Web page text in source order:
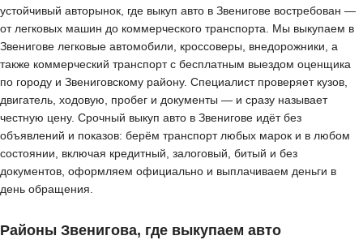
устойчивый авторынок, где выкуп авто в Звенигове востребован —
от легковых машин до коммерческого транспорта. Мы выкупаем в
Звенигове легковые автомобили, кроссоверы, внедорожники, а
также коммерческий транспорт с бесплатным выездом оценщика
по городу и Звениговскому району. Специалист проверяет кузов,
двигатель, ходовую, пробег и документы — и сразу называет
честную цену. Срочный выкуп авто в Звенигове идёт без
объявлений и показов: берём транспорт любых марок и в любом
состоянии, включая кредитный, залоговый, битый и без
документов, оформляем официально и выплачиваем деньги в
день обращения.
Районы Звенигова, где выкупаем авто